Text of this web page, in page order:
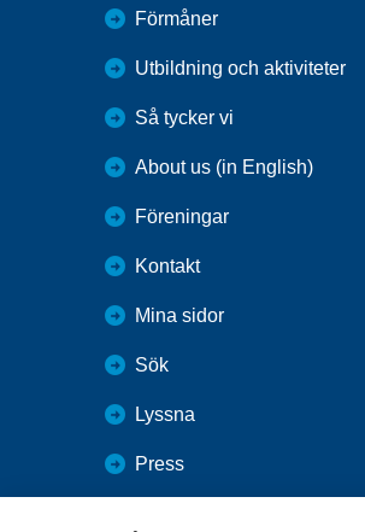
Förmåner
Utbildning och aktiviteter
Så tycker vi
About us (in English)
Föreningar
Kontakt
Mina sidor
Sök
Lyssna
Press